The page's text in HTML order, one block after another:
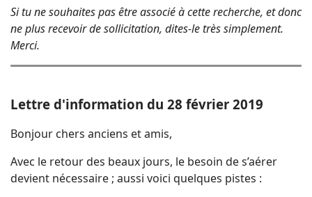
Si tu ne souhaites pas être associé à cette recherche, et donc
ne plus recevoir de sollicitation, dites-le très simplement.
Merci.
Lettre d'information du 28 février 2019
Bonjour chers anciens et amis,
Avec le retour des beaux jours, le besoin de s’aérer
devient nécessaire ; aussi voici quelques pistes :